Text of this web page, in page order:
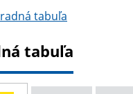
tabuľa
tabuľa